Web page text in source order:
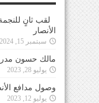
لقب ثانٍ
الأنصار
سبتمبر 15, 2024
مالك حسون
يوليو 28, 2023
وصول مدافع
يوليو 12, 2023